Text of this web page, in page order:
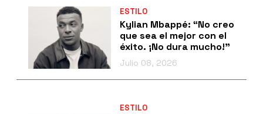
ESTILO
Kylian Mbappé: “No creo
que sea el mejor con el
éxito. ¡No dura mucho!”
Julio 08, 2026
ESTILO